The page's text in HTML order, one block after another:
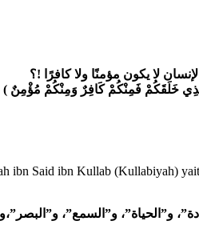
لا يكون مؤمنًا ولا كافرًا !؟
خَلَقَكُمْ فَمِنْكُمْ كَافِرٌ وَمِنْكُمْ مُؤْمِنٌ ) .
ibn Said ibn Kullab (Kullabiyah)
و”الحياة”، و”السمع”،